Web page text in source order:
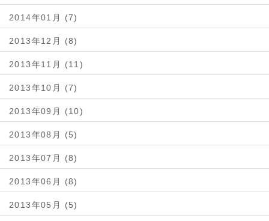
2014年01月 (7)
2013年12月 (8)
2013年11月 (11)
2013年10月 (7)
2013年09月 (10)
2013年08月 (5)
2013年07月 (8)
2013年06月 (8)
2013年05月 (5)